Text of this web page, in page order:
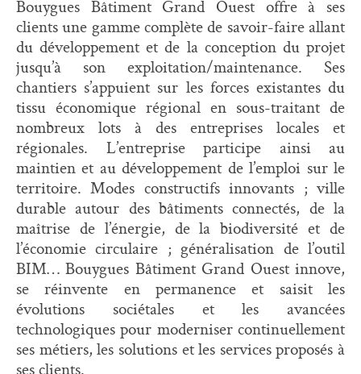
Bouygues Bâtiment Grand Ouest offre à ses
clients une gamme complète de savoir-faire allant
du développement et de la conception du projet
jusqu’à son exploitation/maintenance. Ses
chantiers s’appuient sur les forces existantes du
tissu économique régional en sous-traitant de
nombreux lots à des entreprises locales et
régionales. L’entreprise participe ainsi au
maintien et au développement de l’emploi sur le
territoire. Modes constructifs innovants ; ville
durable autour des bâtiments connectés, de la
maîtrise de l’énergie, de la biodiversité et de
l’économie circulaire ; généralisation de l’outil
BIM… Bouygues Bâtiment Grand Ouest innove,
se réinvente en permanence et saisit les
évolutions sociétales et les avancées
technologiques pour moderniser continuellement
ses métiers, les solutions et les services proposés à
ses clients.